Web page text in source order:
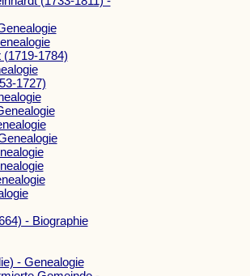
(1719-1784)
1727)
- Biographie
- Genealogie